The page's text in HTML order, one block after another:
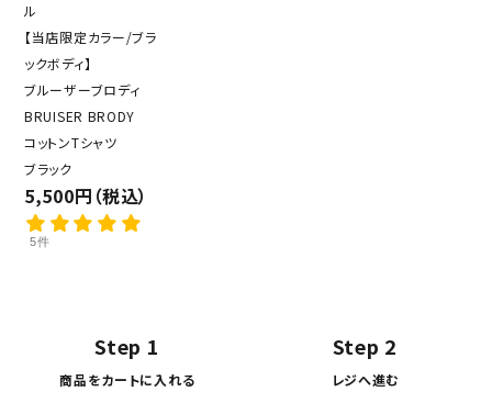
ル
【当店限定カラー/ブラ
ックボディ】
ブルーザーブロディ
BRUISER BRODY
コットンTシャツ
ブラック
5,500円（税込）
5件
Step 1
商品をカートに入れる
Step 2
レジへ進む